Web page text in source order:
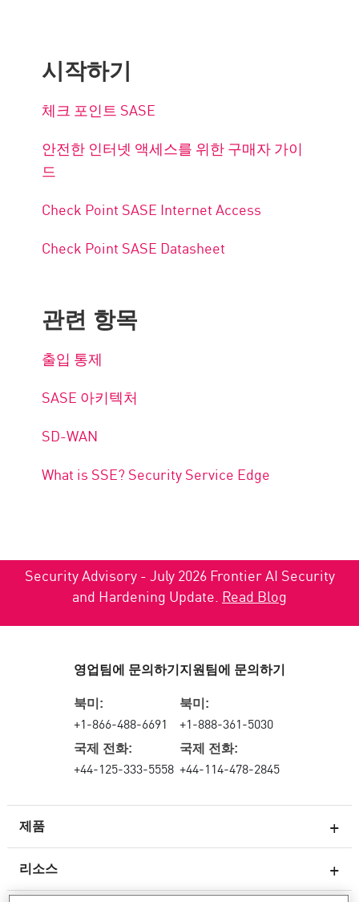
시작하기
체크 포인트 SASE
안전한 인터넷 액세스를 위한 구매자 가이
드
Check Point SASE Internet Access
Check Point SASE Datasheet
관련 항목
출입 통제
SASE 아키텍처
SD-WAN
What is SSE? Security Service Edge
Security Advisory - July 2026 Frontier AI Security
and Hardening Update. Read Blog
제품
차세대 방화벽
리소스
영업팀에 문의하기
북미:
+1-866-488-6691
국제 전화:
+44-125-333-5558
지원팀에 문의하기
북미:
+1-888-361-5030
국제 전화:
+44-114-478-2845